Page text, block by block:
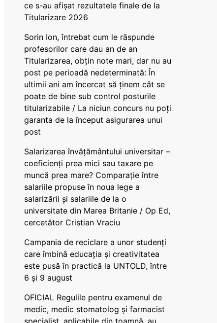
ce s-au afișat rezultatele finale de la
Titularizare 2026
Sorin Ion, întrebat cum le răspunde
profesorilor care dau an de an
Titularizarea, obțin note mari, dar nu au
post pe perioadă nedeterminată: În
ultimii ani am încercat să ținem cât se
poate de bine sub control posturile
titularizabile / La niciun concurs nu poți
garanta de la început asigurarea unui
post
Salarizarea învățământului universitar –
coeficienți prea mici sau taxare pe
muncă prea mare? Comparație între
salariile propuse în noua lege a
salarizării și salariile de la o
universitate din Marea Britanie / Op Ed,
cercetător Cristian Vraciu
Campania de reciclare a unor studenți
care îmbină educația și creativitatea
este pusă în practică la UNTOLD, între
6 și 9 august
OFICIAL Regulile pentru examenul de
medic, medic stomatolog și farmacist
specialist, aplicabile din toamnă, au